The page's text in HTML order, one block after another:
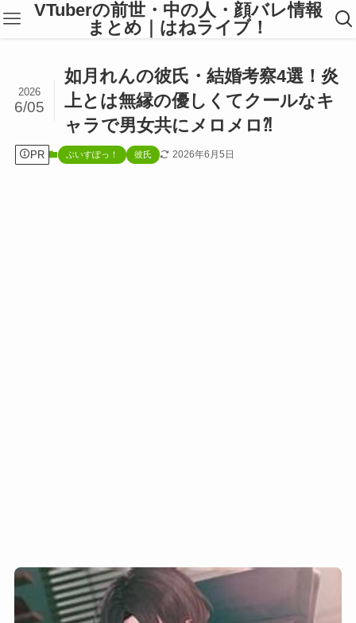
VTuberの前世・中の人・顔バレ情報
まとめ｜はねライブ！
如月れんの彼氏・結婚考察4選！炎
上とは無縁の優しくてクールなキ
ャラで男女共にメロメロ⁈
2026
6/05
PR ぶいすぽっ！ 彼氏 2026年6月5日